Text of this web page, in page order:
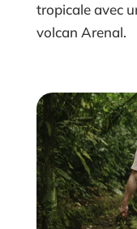
tropicale avec
volcan Arenal.